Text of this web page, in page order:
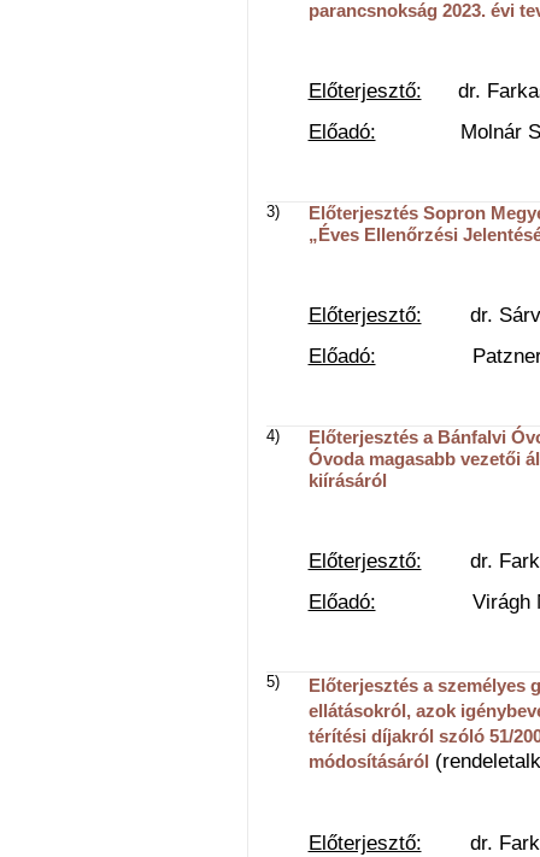
parancsnokság 2023. évi
Előterjesztő: dr. Farkas
Előadó: Molnár
3)
Előterjesztés Sopron
„Éves Ellenőrzési
Előterjesztő: dr.
Előadó: Patzner
4)
Előterjesztés a Bánfalvi
Óvoda magasabb vezetői
kiírásáról
Előterjesztő: dr.
Előadó: Virágh
5)
Előterjesztés a személyes
ellátásokról, azok
térítési díjakról szóló 51/
módosításáról
Előterjesztő: dr.